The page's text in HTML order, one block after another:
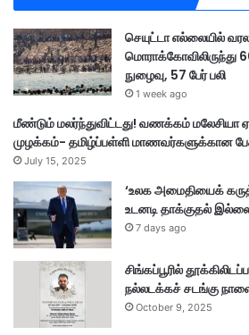
ர்
செயுட்டா எல்லையில்
மொராக்கோவிலிருந்து
நுழைவு, 57 பேர் பலி
1 week ago
மீண்டும் மலர்ந்துவிட்டது! வணக்கம் மலேசியா
முழக்கம்- தமிழ்ப்பள்ளி மாணவர்களுக்கான
July 15, 2025
‘உலக அமைதியைக்
உடனடி தாக்குதல்
7 days ago
சிங்கப்பூரில்
நல்லடக்கச் சடங்கு
October 9, 2025